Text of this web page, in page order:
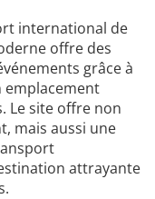
international de
offre des
grâce à
emplacement
Le site offre non
mais aussi une
attrayante